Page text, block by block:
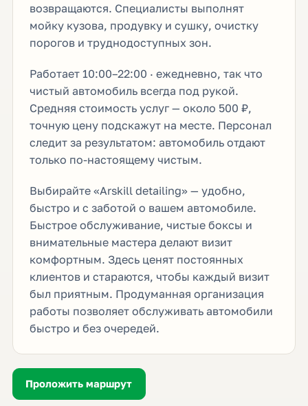
возвращаются. Специалисты выполнят
мойку кузова, продувку и сушку, очистку
порогов и труднодоступных зон.
Работает 10:00–22:00 · ежедневно, так что
чистый автомобиль всегда под рукой.
Средняя стоимость услуг — около 500 ₽,
точную цену подскажут на месте. Персонал
следит за результатом: автомобиль отдают
только по-настоящему чистым.
Выбирайте «Arskill detailing» — удобно,
быстро и с заботой о вашем автомобиле.
Быстрое обслуживание, чистые боксы и
внимательные мастера делают визит
комфортным. Здесь ценят постоянных
клиентов и стараются, чтобы каждый визит
был приятным. Продуманная организация
работы позволяет обслуживать автомобили
быстро и без очередей.
Проложить маршрут